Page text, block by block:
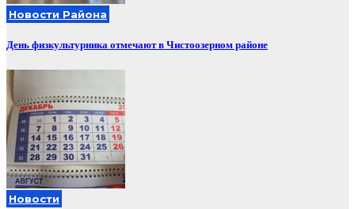
Новости Района
День физкультурника отмечают в Чистоозерном районе
Новости